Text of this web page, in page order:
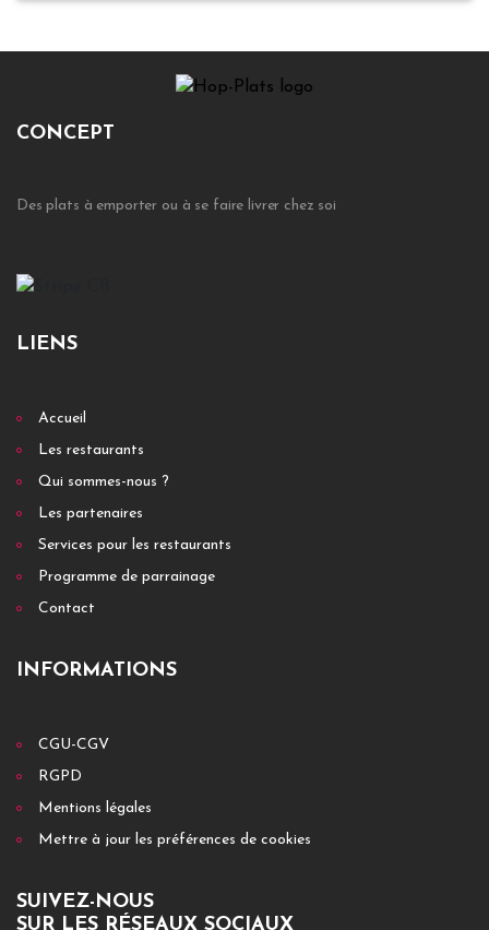
CONCEPT
Des plats à emporter ou à se faire livrer chez soi
LIENS
Accueil
Les restaurants
Qui sommes-nous ?
Les partenaires
Services pour les restaurants
Programme de parrainage
Contact
INFORMATIONS
CGU-CGV
RGPD
Mentions légales
Mettre à jour les préférences de cookies
SUIVEZ-NOUS
SUR LES RÉSEAUX SOCIAUX